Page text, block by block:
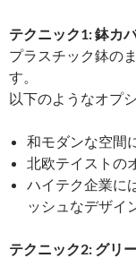
テクニック1: 鉢カ
プラスチック鉢の
す。
以下のようなオプ
和モダンな空間
北欧テイストの
ハイテク企業に
ッシュなデザイ
テクニック2: グリ